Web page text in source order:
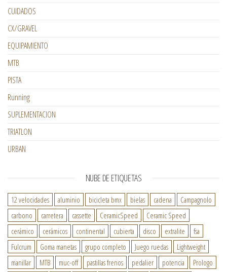
CUIDADOS
CX/GRAVEL
EQUIPAMIENTO
MTB
PISTA
Running
SUPLEMENTACION
TRIATLON
URBAN
NUBE DE ETIQUETAS
12 velocidades aluminio bicicleta bmx bielas cadena
Campagnolo
carbono
carretera cassette CeramicSpeed
Ceramic Speed
cerámico
cerámicos continental cubierta disco extralite
fsa
Fulcrum
Goma manetas grupo completo Juego ruedas
Lightweight
manillar
MTB muc-off pastillas frenos pedalier potencia
Prologo